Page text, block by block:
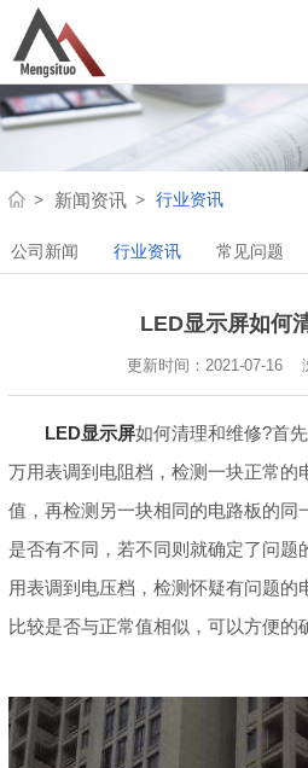
新闻资讯 行业资讯
公司新闻 行业资讯 常见问题
LED显示屏如何
更新时间：2021-07-16
LED显示屏如何清理和维修?首
万用表调到电阻档，检测一块正常的
值，再检测另一块相同的电路板的同
是否有不同，若不同则就确定了问题
用表调到电压档，检测怀疑有问题的
比较是否与正常值相似，可以方便的